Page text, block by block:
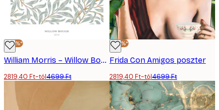
-40%*
William Morris – Willow Bough plakát
2819,40 Ft-tól4699 Ft
-40%*
Frida Con Amigos poszter
2819,40 Ft-tól4699 Ft